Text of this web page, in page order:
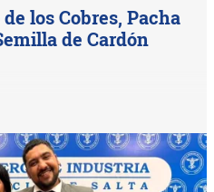
los Cobres, Pacha
de Cardón